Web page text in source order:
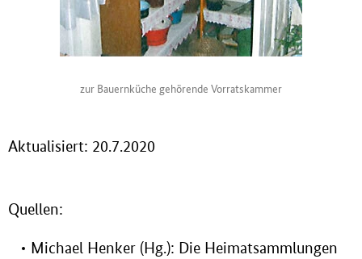
zur Bauernküche gehörende Vorratskammer
Aktualisiert: 20.7.2020
Quellen:
Michael Henker (Hg.): Die Heimatsammlungen